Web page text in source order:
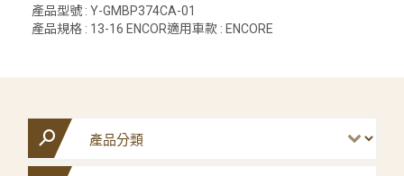
產品型號 : Y-GMBP374CA-01
產品規格 : 13-16 ENCOR適用車款 : ENCORE